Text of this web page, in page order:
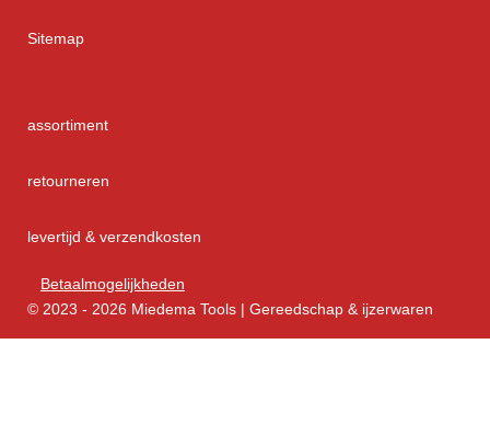
Sitemap
assortiment
retourneren
levertijd & verzendkosten
Betaalmogelijkheden
© 2023 - 2026 Miedema Tools | Gereedschap & ijzerwaren